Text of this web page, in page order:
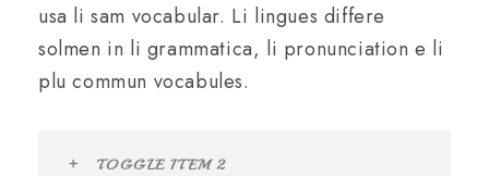
usa li sam vocabular. Li lingues differe
solmen in li grammatica, li pronunciation e li
plu commun vocabules.
TOGGLE ITEM 2